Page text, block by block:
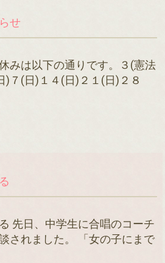
せ
みは以下の通りです。３(憲法
)７(日)１４(日)２１(日)２８
先日、中学生に合唱のコーチ
されました。 「女の子にまで